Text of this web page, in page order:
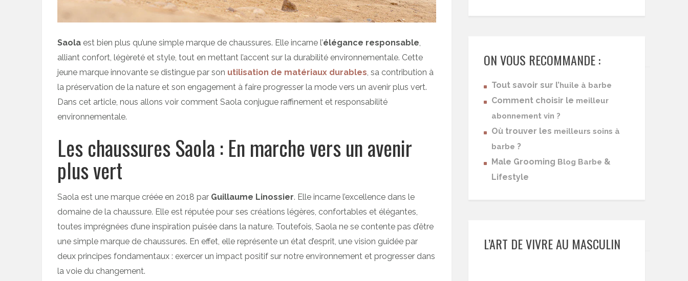
Saola est bien plus qu’une simple marque de chaussures. Elle incarne l’élégance responsable,
alliant confort, légèreté et style, tout en mettant l’accent sur la durabilité environnementale. Cette
jeune marque innovante se distingue par son utilisation de matériaux durables, sa contribution à
la préservation de la nature et son engagement à faire progresser la mode vers un avenir plus vert.
Dans cet article, nous allons voir comment Saola conjugue raffinement et responsabilité
environnementale.
Les chaussures Saola : En marche vers un avenir
plus vert
Saola est une marque créée en 2018 par Guillaume Linossier. Elle incarne l’excellence dans le
domaine de la chaussure. Elle est réputée pour ses créations légères, confortables et élégantes,
toutes imprégnées d’une inspiration puisée dans la nature. Toutefois, Saola ne se contente pas d’être
une simple marque de chaussures. En effet, elle représente un état d’esprit, une vision guidée par
deux principes fondamentaux : exercer un impact positif sur notre environnement et progresser dans
la voie du changement.
ON VOUS RECOMMANDE :
Tout savoir sur l’ huile à barbe
Comment choisir le meilleur
abonnement vin ?
Où trouver les meilleurs soins à
barbe ?
Male Grooming Blog Barbe &
Lifestyle
L’ART DE VIVRE AU MASCULIN